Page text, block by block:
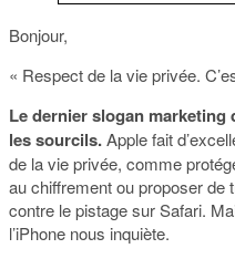
Bonjour,
« Respect de la vie privée.
Le dernier slogan marketing
les sourcils.Apple fait
de la vie privée, comme
au chiffrement ou proposer de
contre le pistage sur Safari.
l’iPhone nous inquiète.